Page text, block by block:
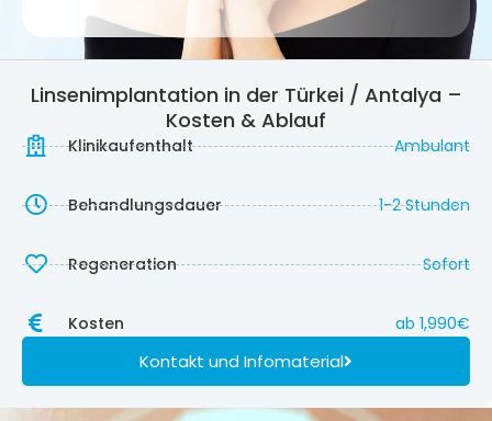
Linsenimplantation in der Türkei / Antalya –
Kosten & Ablauf
Klinikaufenthalt Ambulant
Behandlungsdauer 1-2 Stunden
Regeneration Sofort
Kosten ab 1,990€
Kontakt und Infomaterial